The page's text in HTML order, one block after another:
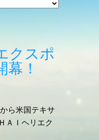
クスポ
幕！
ら米国テキサ
ＡＩヘリエク